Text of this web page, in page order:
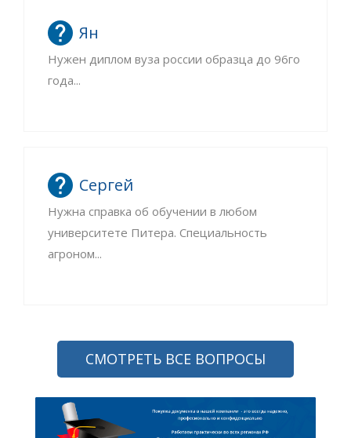
Ян
Нужен диплом вуза россии образца до 96го
года...
Сергей
Нужна справка об обучении в любом
университете Питера. Специальность
агроном...
СМОТРЕТЬ ВСЕ ВОПРОСЫ